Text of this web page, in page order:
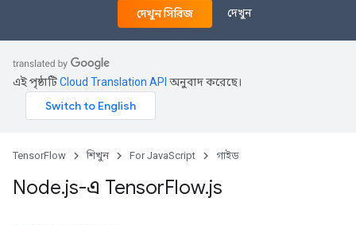
দেখুন সিরিজ দেখুন
এই পৃষ্ঠাটিCloud Translation API অনুবাদ করেছে।
TensorFlow শিখুন For JavaScript গাইড
Node.js-এ TensorFlow.js